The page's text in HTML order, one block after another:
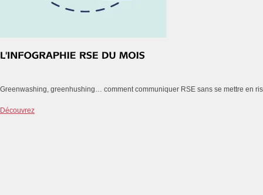
Greenwashing, greenhushing… comment communiquer RSE sans se mettre en
Découvrez